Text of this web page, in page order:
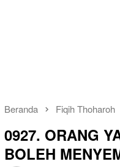
Beranda Fiqih Thoharoh
0927. ORANG
BOLEH